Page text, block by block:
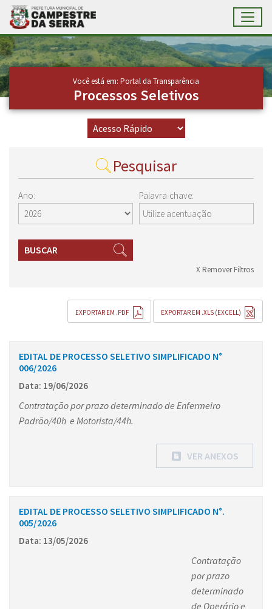
Ir para conteúdo principal
Conteúdo Principal
Você está em: Portal da Transparência
Processos Seletivos
Pesquisar
Ano: Palavra-chave:
BUSCAR
X Remover Filtros
EXPORTAR EM .XLS (EXCELL)
EXPORTAR EM .PDF
EDITAL DE PROCESSO SELETIVO SIMPLIFICADO N°
006/2026
Data: 19/06/2026
Contratação por prazo determinado de Enfermeiro
Padrão/40h e Motorista/44h.
VER ANEXOS
EDITAL DE PROCESSO SELETIVO SIMPLIFICADO N°.
005/2026
Data: 13/05/2026
Contratação
por prazo
determinado
de Operário e